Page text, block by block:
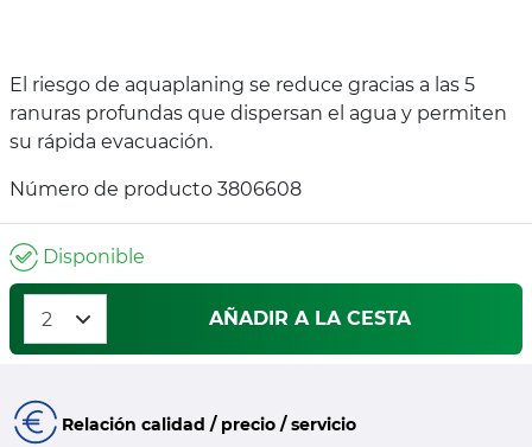
El riesgo de aquaplaning se reduce gracias a las 5
ranuras profundas que dispersan el agua y permiten
su rápida evacuación.
Número de producto 3806608
Disponible
AÑADIR A LA CESTA
Relación calidad / precio / servicio